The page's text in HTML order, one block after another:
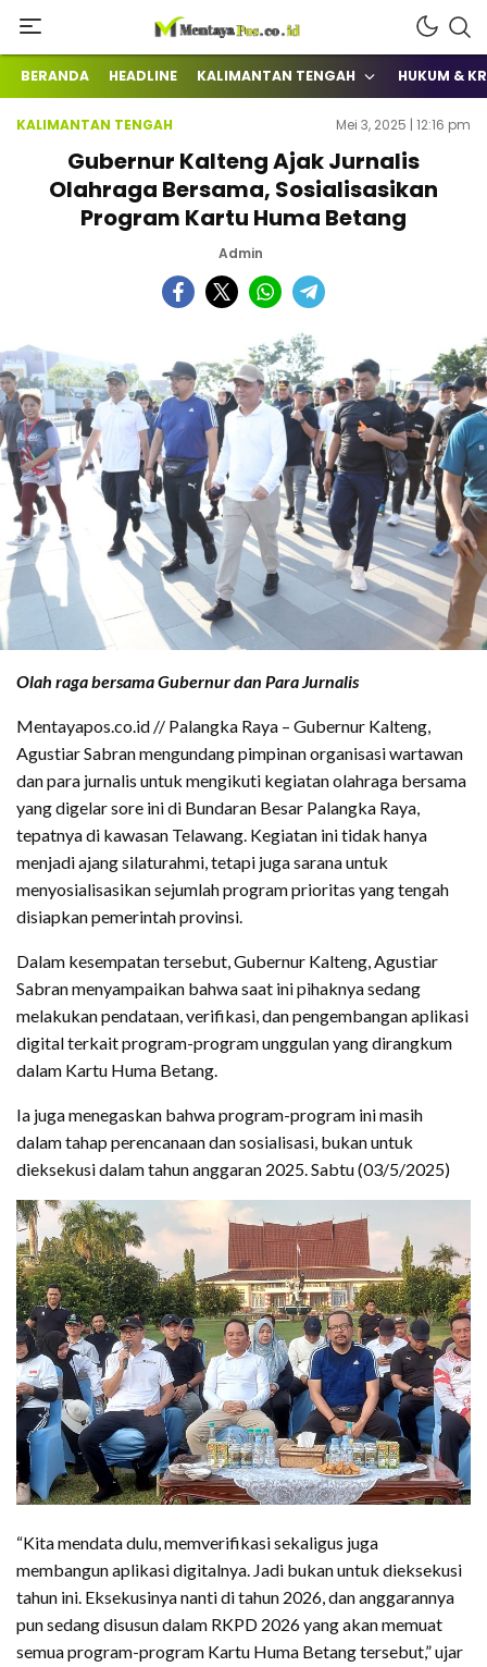
mentayapos.co.id
Terkini Mengabarkan
BERANDA HEADLINE KALIMANTAN TENGAH HUKUM &
KALIMANTAN TENGAH Mei 3, 2025 | 12:16 pm
Gubernur Kalteng Ajak Jurnalis
Olahraga Bersama, Sosialisasikan
Program Kartu Huma Betang
Admin
Olah raga bersama Gubernur dan Para Jurnalis
Mentayapos.co.id // Palangka Raya – Gubernur Kalteng,
Agustiar Sabran mengundang pimpinan organisasi wartawan
dan para jurnalis untuk mengikuti kegiatan olahraga bersama
yang digelar sore ini di Bundaran Besar Palangka Raya,
tepatnya di kawasan Telawang. Kegiatan ini tidak hanya
menjadi ajang silaturahmi, tetapi juga sarana untuk
menyosialisasikan sejumlah program prioritas yang tengah
disiapkan pemerintah provinsi.
Dalam kesempatan tersebut, Gubernur Kalteng, Agustiar
Sabran menyampaikan bahwa saat ini pihaknya sedang
melakukan pendataan, verifikasi, dan pengembangan aplikasi
digital terkait program-program unggulan yang dirangkum
dalam Kartu Huma Betang.
Ia juga menegaskan bahwa program-program ini masih
dalam tahap perencanaan dan sosialisasi, bukan untuk
dieksekusi dalam tahun anggaran 2025. Sabtu (03/5/2025)
“Kita mendata dulu, memverifikasi sekaligus juga
membangun aplikasi digitalnya. Jadi bukan untuk dieksekusi
tahun ini. Eksekusinya nanti di tahun 2026, dan anggarannya
pun sedang disusun dalam RKPD 2026 yang akan memuat
semua program-program Kartu Huma Betang tersebut,” ujar